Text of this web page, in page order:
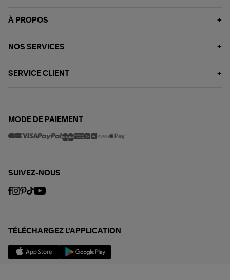
À PROPOS
NOS SERVICES
SERVICE CLIENT
MODE DE PAIEMENT
SUIVEZ-NOUS
TÉLÉCHARGEZ L'APPLICATION